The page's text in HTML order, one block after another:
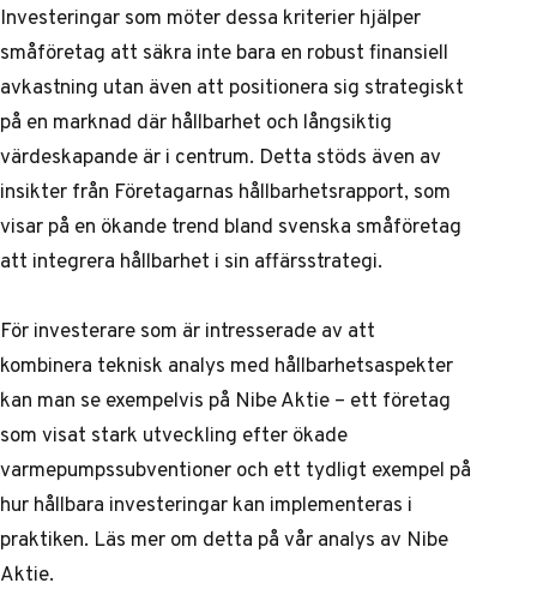
Investeringar som möter dessa kriterier hjälper
småföretag att säkra inte bara en robust finansiell
avkastning utan även att positionera sig strategiskt
på en marknad där hållbarhet och långsiktig
värdeskapande är i centrum. Detta stöds även av
insikter från Företagarnas hållbarhetsrapport, som
visar på en ökande trend bland svenska småföretag
att integrera hållbarhet i sin affärsstrategi.
För investerare som är intresserade av att
kombinera teknisk analys med hållbarhetsaspekter
kan man se exempelvis på Nibe Aktie – ett företag
som visat stark utveckling efter ökade
varmepumpssubventioner och ett tydligt exempel på
hur hållbara investeringar kan implementeras i
praktiken. Läs mer om detta på våranalys av Nibe
Aktie.